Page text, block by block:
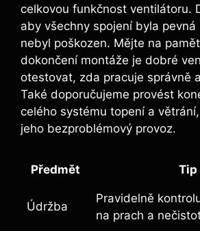
celkovou funkčnost ventilátoru.
aby všechny spojení byla
nebyl poškozen. Mějte na
dokončení montáže je dobré
otestovat, zda pracuje správně
Také doporučujeme provést
celého systému topení a
jeho bezproblémový provoz.
Předmět Tip
Údržba
Pravidelně
na prach a